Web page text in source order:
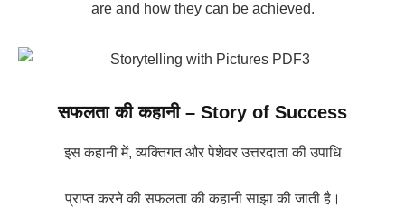
are and how they can be achieved.
सफलता की कहानी – Story of Success
इस कहानी में, व्यक्तिगत और पेशेवर उत्तरदाता की उपाधि
प्राप्त करने की सफलता की कहानी साझा की जाती है।